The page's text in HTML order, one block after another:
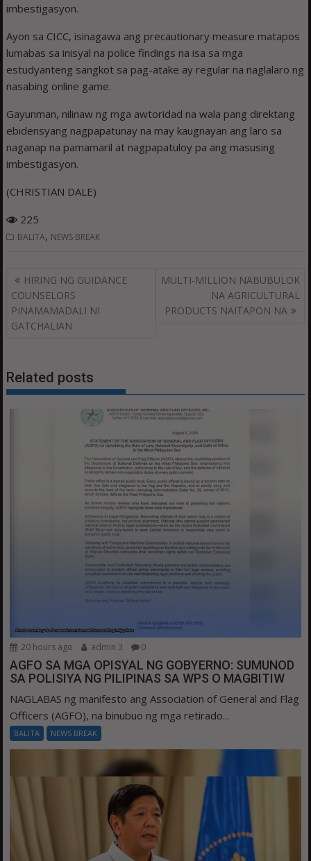
imbestigasyon.
Ayon sa CICC, isinagawa ang precautionary measure matapos
lumabas sa inisyal na police findings na isa sa mga
estudyanteng sangkot sa pag-atake ay regular na naglalaro ng
nasabing online game.
Gayunman, nilinaw ng mga awtoridad na wala pang direktang
ebidensyang nagpapatunay na may kaugnayan ang laro sa
naganap na pamamaril at nagpapatuloy pa ang masusing
imbestigasyon.
(CHRISTIAN DALE)
225
BALITA, NEWS BREAK
Post
navigation
HIRING NG GUIDANCE
COUNSELORS
PINAMAMADALI NI
GATCHALIAN
MULTI-MILLION NABUBULOK
NA AGRICULTURAL
PRODUCTS NAITAPON NA
Related posts
20 hours ago admin 3 0
AGFO SA MGA OPISYAL NG GOBYERNO: SUMUNOD
SA POLISIYA NG PILIPINAS SA WPS O MAGBITIW
NAGLABAS ng manifesto ang Association of General and Flag
Officers (AGFO), na binubuo ng mga retirado...
BALITA NEWS BREAK